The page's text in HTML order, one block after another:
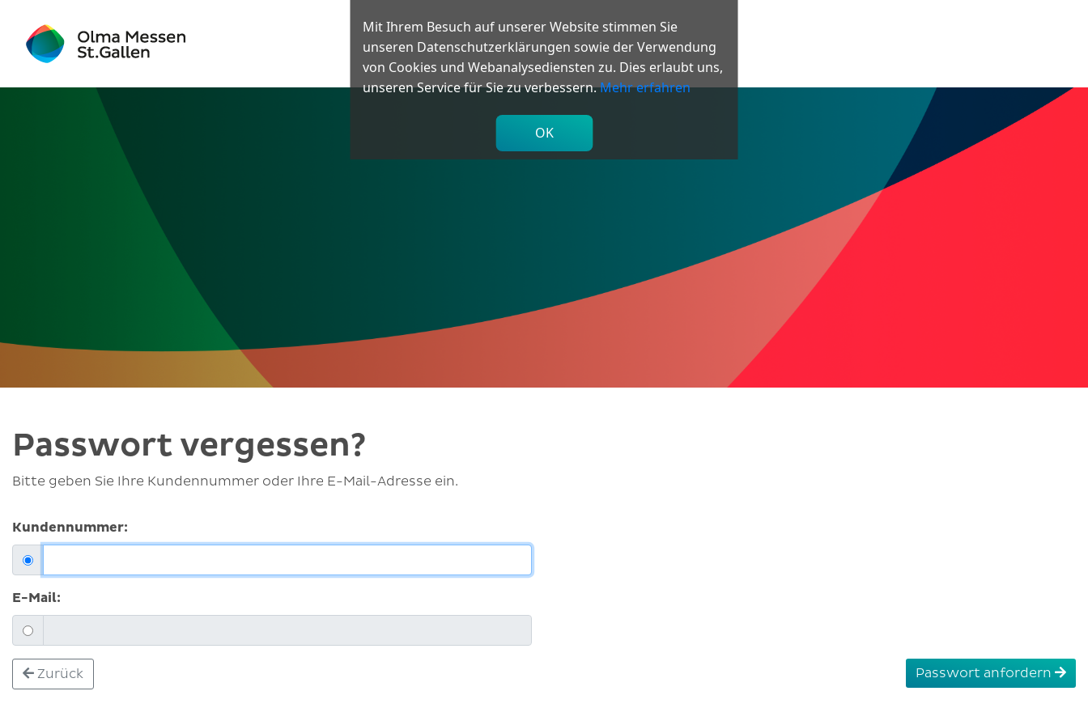
Mit Ihrem Besuch auf unserer Website stimmen Sie
unseren Datenschutzerklärungen sowie der Verwendung
von Cookies und Webanalysediensten zu. Dies erlaubt uns,
unseren Service für Sie zu verbessern.Mehr erfahren
OK
Passwort vergessen?
Bitte geben Sie Ihre Kundennummer oder Ihre E-Mail-Adresse ein.
Kundennummer:
E-Mail:
Zurück Passwort anfordern